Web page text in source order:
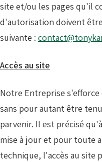
site et/ou les pages qu'il
d'autorisation doivent
suivante :
Accès au site
Notre Entreprise s'efforce
sans pour autant être
parvenir. Il est précisé
mise à jour et pour toute
technique, l'accès au